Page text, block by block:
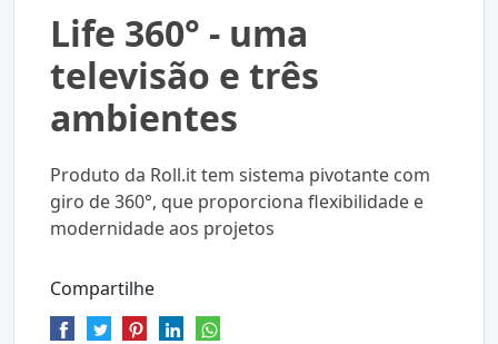
Life 360° - uma
televisão e três
ambientes
Produto da Roll.it tem sistema pivotante com
giro de 360°, que proporciona flexibilidade e
modernidade aos projetos
Compartilhe